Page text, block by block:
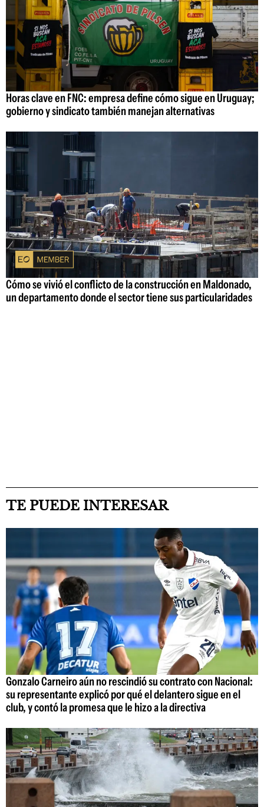
Horas clave en FNC: empresa define cómo sigue en Uruguay;
gobierno y sindicato también manejan alternativas
Cómo se vivió el conflicto de la construcción en Maldonado,
un departamento donde el sector tiene sus particularidades
TE PUEDE INTERESAR
Gonzalo Carneiro aún no rescindió su contrato con Nacional:
su representante explicó por qué el delantero sigue en el
club, y contó la promesa que le hizo a la directiva